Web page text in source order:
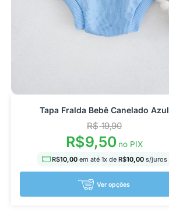
Tapa Fralda Bebê Canelado Azul
R$19,90
R$9,50no PIX
R$10,00 em até 1x de R$10,00s/juros
Ver opções